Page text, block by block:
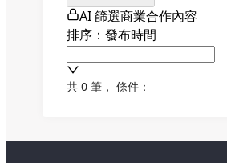
AI 篩選商業合作內容
排序：發布時間
共 0 筆 ， 條件：